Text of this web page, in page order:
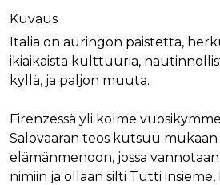
Kuvaus
Italia on auringon paistetta,
ikiaikaista kulttuuria,
kyllä, ja paljon muuta.
Firenzessä yli kolme
Salovaaran teos kutsuu mukaan
elämänmenoon, jossa
nimiin ja ollaan silti Tutti insieme,